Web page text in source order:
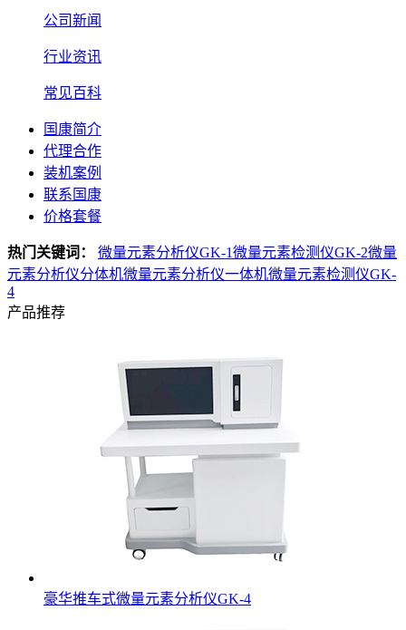
公司新闻
行业资讯
常见百科
国康简介
代理合作
装机案例
联系国康
价格套餐
热门关键词： 微量元素分析仪GK-1微量元素检测仪GK-2微量
元素分析仪分体机微量元素分析仪一体机微量元素检测仪GK-
4
产品推荐
豪华推车式微量元素分析仪GK-4